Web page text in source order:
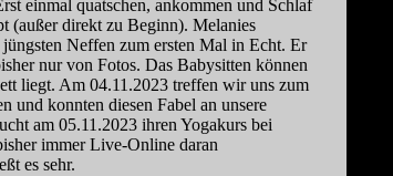
einmal quatschen, ankommen und Schlaf
(außer direkt zu Beginn). Melanies
Neffen zum ersten Mal in Echt. Er
nur von Fotos. Das Babysitten können
liegt. Am 04.11.2023 treffen wir uns zum
und konnten diesen Fabel an unsere
am 05.11.2023 ihren Yogakurs bei
immer Live-Online daran
es sehr.